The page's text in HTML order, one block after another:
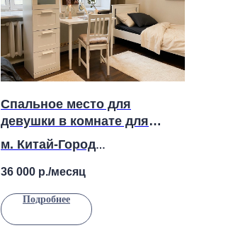
Спальное место для
девушки в комнате для
двоих
м. Китай-Город
переулок, 6к1
36 000 р./месяц
Подробнее